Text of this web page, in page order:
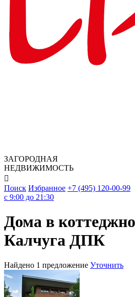
ЗАГОРОДНАЯ
НЕДВИЖИМОСТЬ

Поиск Избранное +7 (495) 120-00-99
c 9:00 до 21:30
Дома в
Калчуга ДПК
Найдено 1 предложение Уточнить